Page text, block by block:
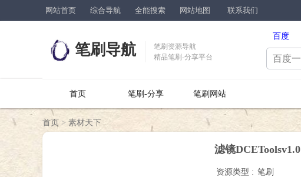
网站首页 综合导航 全能搜索 网站地图 联系我们
笔刷导航
笔刷资源导航
精品笔刷-分享平台
百度
首页 笔刷-分享 笔刷网站
首页 > 素材天下
滤镜DCEToolsv1.0
资源类型 : 笔刷